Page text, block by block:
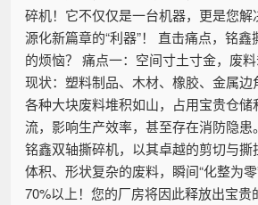
碎机！它不仅仅是一台机器，更是您解
源化新篇章的“利器”！ 直击痛点，铭鑫
的烦恼？ 痛点一：空间寸土寸金，废
现状：塑料制品、木材、橡胶、金属
各种大块废料堆积如山，占用宝贵仓
流，影响生产效率，甚至存在消防隐患
铭鑫双轴撕碎机，以其卓越的剪切与
体积、形状复杂的废料，瞬间“化整为
70%以上！您的厂房将因此释放出宝贵